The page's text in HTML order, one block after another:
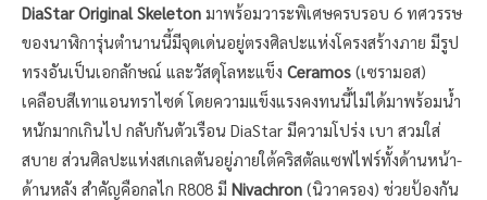
DiaStar Original Skeleton มาพร้อมวาระพิเศษครบรอบ 6 ทศวรรษ
ของนาฬิการุ่นตำนานนี้มีจุดเด่นอยู่ตรงศิลปะแห่งโครงสร้างภาย มีรูป
ทรงอันเป็นเอกลักษณ์ และวัสดุโลหะแข็ง Ceramos (เซรามอส)
เคลือบสีเทาแอนทราไซด์ โดยความแข็งแรงคงทนนี้ไม่ได้มาพร้อมน้ำ
หนักมากเกินไป กลับกันตัวเรือน DiaStar มีความโปร่ง เบา สวมใส่
สบาย ส่วนศิลปะแห่งสเกเลตันอยู่ภายใต้คริสตัลแซฟไฟร์ทั้งด้านหน้า-
ด้านหลัง สำคัญคือกลไก R808 มี Nivachron (นิวาครอง) ช่วยป้องกัน